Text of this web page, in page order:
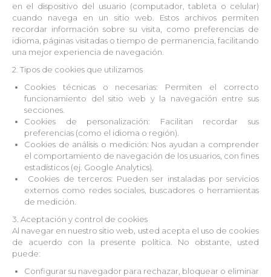
en el dispositivo del usuario (computador, tableta o celular)
cuando navega en un sitio web. Estos archivos permiten
recordar información sobre su visita, como preferencias de
idioma, páginas visitadas o tiempo de permanencia, facilitando
una mejor experiencia de navegación.
2. Tipos de cookies que utilizamos
Cookies técnicas o necesarias: Permiten el correcto
funcionamiento del sitio web y la navegación entre sus
secciones.
Cookies de personalización: Facilitan recordar sus
preferencias (como el idioma o región).
Cookies de análisis o medición: Nos ayudan a comprender
el comportamiento de navegación de los usuarios, con fines
estadísticos (ej. Google Analytics).
Cookies de terceros: Pueden ser instaladas por servicios
externos como redes sociales, buscadores o herramientas
de medición.
3. Aceptación y control de cookies
Al navegar en nuestro sitio web, usted acepta el uso de cookies
de acuerdo con la presente política. No obstante, usted
puede:
Configurar su navegador para rechazar, bloquear o eliminar